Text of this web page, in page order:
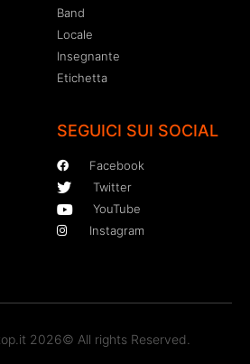
Band
Locale
Insegnante
Etichetta
SEGUICI SUI SOCIAL
Facebook
Twitter
YouTube
Instagram
2026© All rights Reserved.